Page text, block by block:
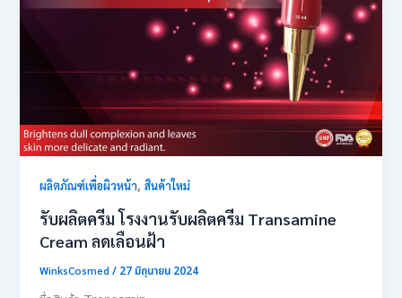
ผลิตภัณฑ์เพื่อผิวหน้า,สินค้าใหม่
รับผลิตครีม โรงงานรับผลิตครีม Transamine
Cream ลดเลือนฝ้า
WinksCosmed/ 27 มิถุนายน 2024